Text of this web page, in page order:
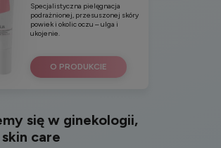
Specjalistyczna pielęgnacja
podrażnionej, przesuszonej skóry
powiek i okolic oczu – ulga i
ukojenie.
O PRODUKCIE
się w ginekologii,
care